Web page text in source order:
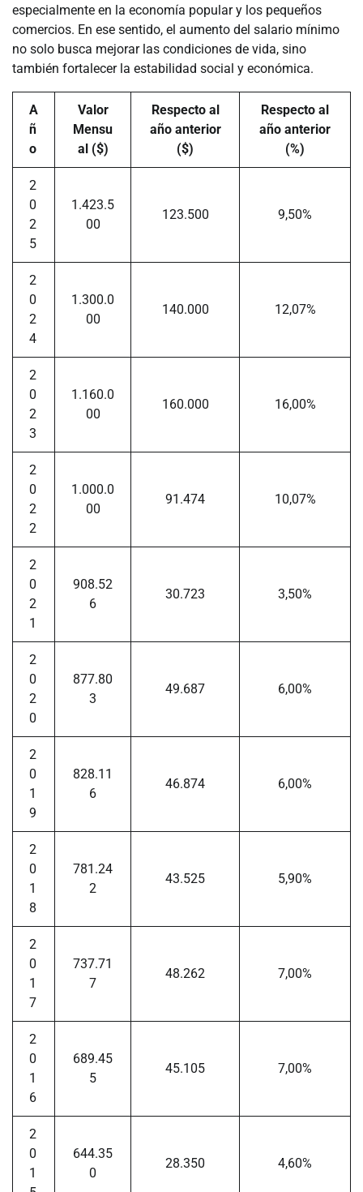
especialmente en la economía popular y los pequeños
comercios. En ese sentido, el aumento del salario mínimo
no solo busca mejorar las condiciones de vida, sino
también fortalecer la estabilidad social y económica.
A
ñ
o
Valor
Mensu
al ($)
Respecto al
año anterior
($)
Respecto al
año anterior
(%)
2
0
2
5
1.423.5
00
123.500 9,50%
2
0
2
4
1.300.0
00
140.000 12,07%
2
0
2
3
1.160.0
00
160.000 16,00%
2
0
2
2
1.000.0
00
91.474 10,07%
2
0
2
1
908.52
6
30.723 3,50%
2
0
2
0
877.80
3
49.687 6,00%
2
0
1
9
828.11
6
46.874 6,00%
2
0
1
8
781.24
2
43.525 5,90%
2
0
1
7
737.71
7
48.262 7,00%
2
0
1
6
689.45
5
45.105 7,00%
2
0
1
644.35
0
28.350 4,60%